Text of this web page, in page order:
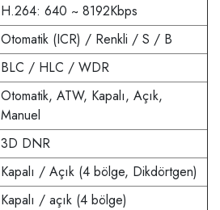
H.264: 640 ~ 8192Kbps
Otomatik (ICR) / Renkli / S / B
BLC / HLC / WDR
Otomatik, ATW, Kapalı, Açık,
Manuel
3D DNR
Kapalı / Açık (4 bölge, Dikdörtgen)
Kapalı / açık (4 bölge)